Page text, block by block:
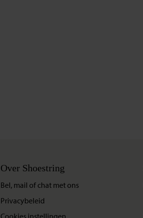
Over Shoestring
Bel, mail of chat met ons
Privacybeleid
Cookies instellingen